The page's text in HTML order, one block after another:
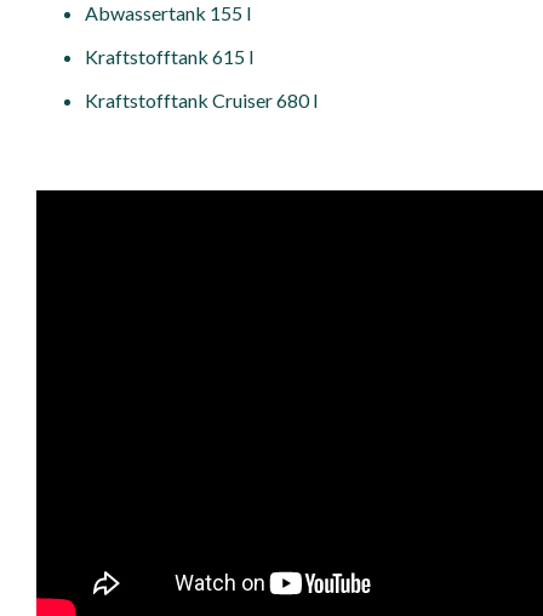
Abwassertank 155 l
Kraftstofftank 615 l
Kraftstofftank Cruiser 680 l